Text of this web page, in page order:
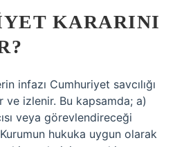
KARARINI
infazı Cumhuriyet savcılığı
ve izlenir. Bu kapsamda; a)
veya görevlendireceği
hukuka uygun olarak